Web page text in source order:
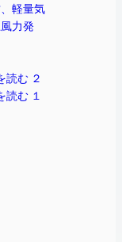
軽量気
力発
読む ２
読む １